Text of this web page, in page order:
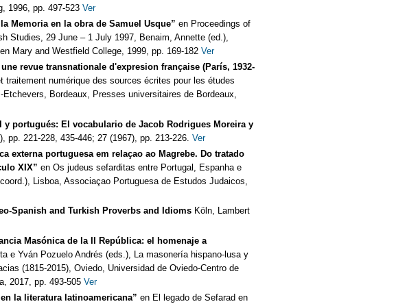
1996, pp. 497-523 Ver
Memoria en la obra de Samuel Usque” en Proceedings of
Studies, 29 June – 1 July 1997, Benaim, Annette (ed.),
Mary and Westfield College, 1999, pp. 169-182 Ver
revue transnationale d'expresion française (París, 1932-
traitement numérique des sources écrites pour les études
Bordeaux, Presses universitaires de Bordeaux,
y portugués: El vocabulario de Jacob Rodrigues Moreira y
pp. 221-228, 435-446; 27 (1967), pp. 213-226. Ver
externa portuguesa em relaçao ao Magrebe. Do tratado
XIX” en Os judeus sefarditas entre Portugal, Espanha e
Lisboa, Associaçao Portuguesa de Estudos Judaicos,
Spanish and Turkish Proverbs and Idioms Köln, Lambert
Masónica de la II República: el homenaje a
e Yván Pozuelo Andrés (eds.), La masonería hispano-lusa y
(1815-2015), Oviedo, Universidad de Oviedo-Centro de
2017, pp. 493-505Ver
la literatura latinoamericana” en El legado de Sefarad en